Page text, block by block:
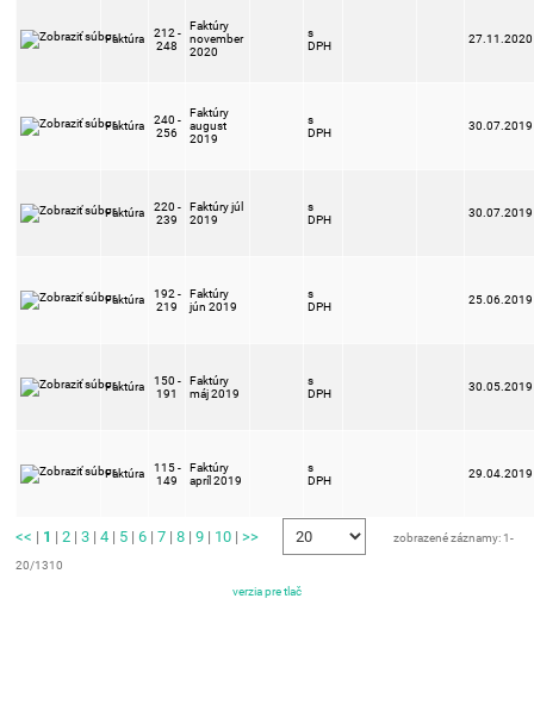
Faktúra
212 -
248
Faktúry
november
2020
s
DPH
27.11.2020
Faktúra
240 -
256
Faktúry
august
2019
s
DPH
30.07.2019
Faktúra
220 -
239
Faktúry júl
2019
s
DPH
30.07.2019
Faktúra
192 -
219
Faktúry
jún 2019
s
DPH
25.06.2019
Faktúra
150 -
191
Faktúry
máj 2019
s
DPH
30.05.2019
Faktúra
115 -
149
Faktúry
apríl 2019
s
DPH
29.04.2019
<< | 1 |2 |3 |4 | 5 |6 |7 |8 |9 | 10 |>> zobrazené záznamy: 1-
20/1310
verzia pre tlač